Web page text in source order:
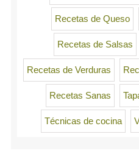
Recetas de Queso
Recetas de Salsas
Recetas de Verduras
Recetas Sanas
Técnicas de cocina